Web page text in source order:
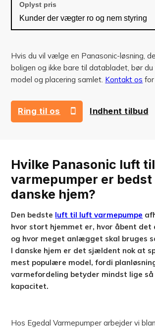
Kunder der vægter ro og nem styring
Hvis du vil vælge en Panasonic-løsning,
boligen og ikke bare til databladet, bør
model og placering samlet. Kontakt os
Ring til os
Indhent tilbud
Hvilke Panasonic luft
varmepumper er
danske hjem?
Den bedste luft til luft varmepumpe
hvor stort hjemmet er, hvor åbent
og hvor meget anlægget skal bruges
I danske hjem er det sjældent nok at
mest populære model, fordi
varmefordeling betyder mindst lige
kapacitet.
Hos Egedal Varmepumper arbejder vi